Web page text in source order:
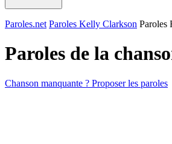
Paroles.net Paroles Kelly Clarkson Paroles
Paroles de la
Chanson manquante ? Proposer les paroles